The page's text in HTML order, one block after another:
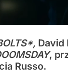
, David
,
Russo.